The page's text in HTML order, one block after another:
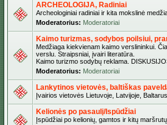
ARCHEOLOGIJA, Radiniai
Archeologiniai radiniai ir kita mokslinė
Moderatorius: Moderatoriai
Kaimo turizmas, sodybos poilsiui,
Medžiaga kiekvienam kaimo verslininkui.
verslu. Straipsniai, įvairi literatūra.
Kaimo turizmo sodybų reklama.
Moderatorius: Moderatoriai
Lankytinos vietovės, baltiškas
Įvairios vietovės Lietuvoje, Latvijoje,
Kelionės po pasaulį/Ispūdžiai
Įspūdžiai po kelionių, gamtos ir kitų